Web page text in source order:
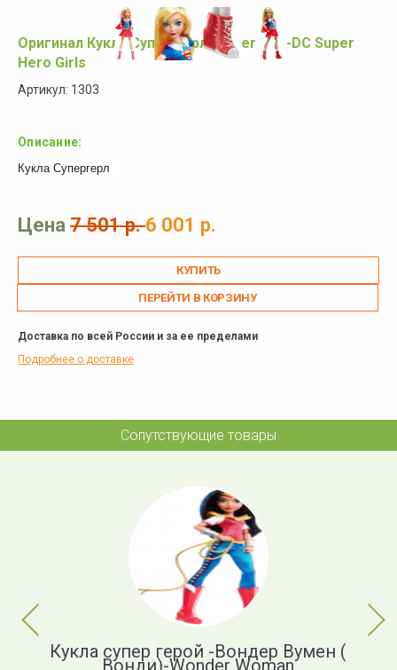
Оригинал Кукла Супер Герл -Super Girl -DC Super
Hero Girls
Артикул: 1303
Описание:
Кукла Супергерл
Цена 7 501 р.6 001 р.
ПЕРЕЙТИ В КОРЗИНУ
Доставка по всей России и за ее пределами
Подробнее о доставке
Сопутствующие товары
Previous
Кукла супер герой -Вондер Вумен (
Next